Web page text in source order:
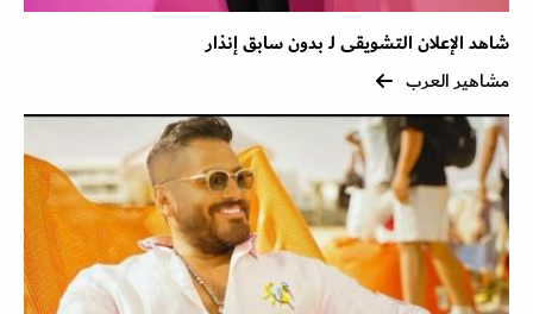
شاهد الإعلان التشويقى لـ بدون سابق إنذار
مشاهير العرب